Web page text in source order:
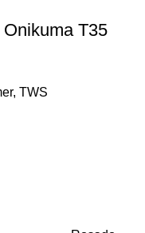
T35
, TWS